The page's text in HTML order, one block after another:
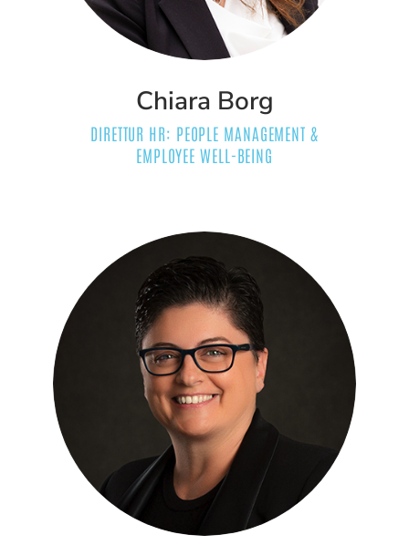
Chiara Borg
DIRETTUR HR: PEOPLE MANAGEMENT &
EMPLOYEE WELL-BEING